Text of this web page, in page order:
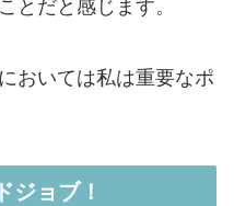
とだと感じます。
おいては私は重要なポ
ジョブ！